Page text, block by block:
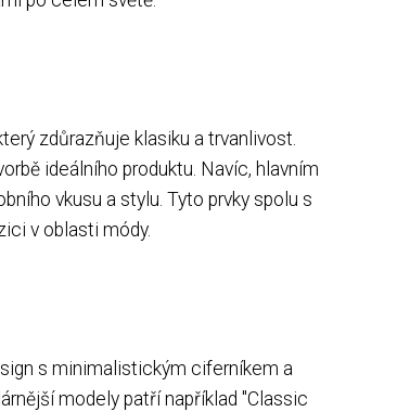
zdůrazňuje klasiku a trvanlivost.
ideálního produktu. Navíc, hlavním
vkusu a stylu. Tyto prvky spolu s
v oblasti módy.
s minimalistickým ciferníkem a
modely patří například "Classic